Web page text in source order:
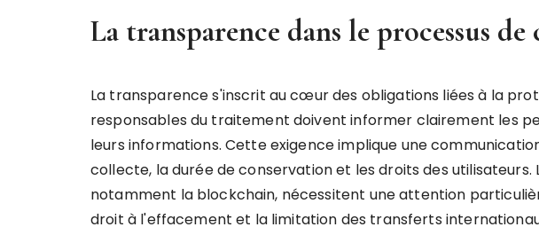
La transparence dans le processus
La transparence s'inscrit au cœur des obligations liées à la
responsables du traitement doivent informer clairement les
leurs informations. Cette exigence implique une
collecte, la durée de conservation et les droits des utilisateurs.
notamment la blockchain, nécessitent une attention
droit à l'effacement et la limitation des transferts